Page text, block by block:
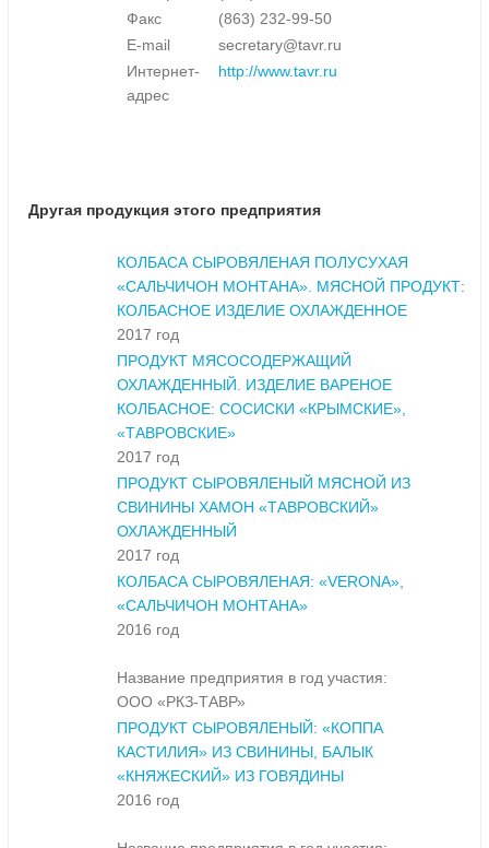
Факс
(863) 232-99-50
E-mail
secretary@tavr.ru
Интернет-
адрес
http://www.tavr.ru
Другая продукция этого предприятия
КОЛБАСА СЫРОВЯЛЕНАЯ ПОЛУСУХАЯ
«САЛЬЧИЧОН МОНТАНА». МЯСНОЙ ПРОДУКТ:
КОЛБАСНОЕ ИЗДЕЛИЕ ОХЛАЖДЕННОЕ
2017 год
ПРОДУКТ МЯСОСОДЕРЖАЩИЙ
ОХЛАЖДЕННЫЙ. ИЗДЕЛИЕ ВАРЕНОЕ
КОЛБАСНОЕ: СОСИСКИ «КРЫМСКИЕ»,
«ТАВРОВСКИЕ»
2017 год
ПРОДУКТ СЫРОВЯЛЕНЫЙ МЯСНОЙ ИЗ
СВИНИНЫ ХАМОН «ТАВРОВСКИЙ»
ОХЛАЖДЕННЫЙ
2017 год
КОЛБАСА СЫРОВЯЛЕНАЯ: «VERONA»,
«САЛЬЧИЧОН МОНТАНА»
2016 год
Название предприятия в год участия:
ООО «РКЗ-ТАВР»
ПРОДУКТ СЫРОВЯЛЕНЫЙ: «КОППА
КАСТИЛИЯ» ИЗ СВИНИНЫ, БАЛЫК
«КНЯЖЕСКИЙ» ИЗ ГОВЯДИНЫ
2016 год